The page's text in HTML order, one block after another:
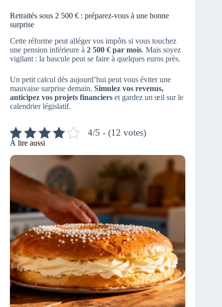
Retraités sous 2 500 € : préparez-vous à une bonne
surprise
Cette réforme peut alléger vos impôts si vous touchez
une pension inférieure à 2 500 € par mois. Mais soyez
vigilant : la bascule peut se faire à quelques euros près.
Un petit calcul dès aujourd’hui peut vous éviter une
mauvaise surprise demain. Simulez vos revenus,
anticipez vos projets financiers et gardez un œil sur le
calendrier législatif.
4/5 - (12 votes)
À lire aussi